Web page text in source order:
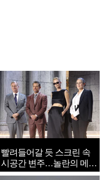
빨려들어갈 듯 스크린 속
시공간 변주…놀란의 메시
지는 ‘전쟁 속죄’